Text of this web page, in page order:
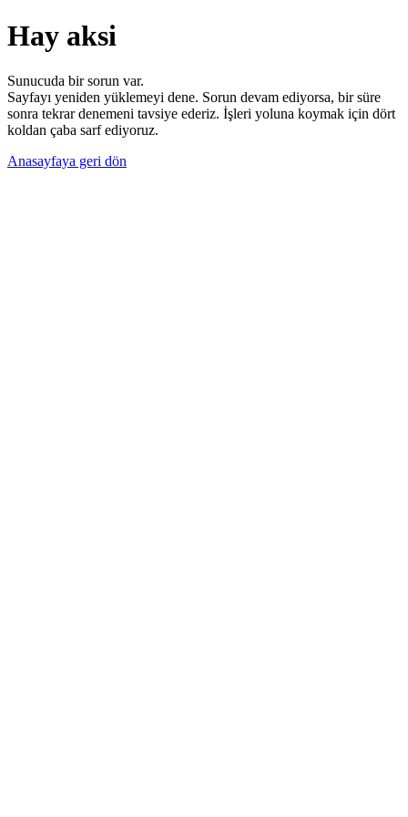
Hay aksi
Sunucuda bir sorun var.
Sayfayı yeniden yüklemeyi dene. Sorun devam ediyorsa, bir süre
sonra tekrar denemeni tavsiye ederiz. İşleri yoluna koymak için dört
koldan çaba sarf ediyoruz.
Anasayfaya geri dön